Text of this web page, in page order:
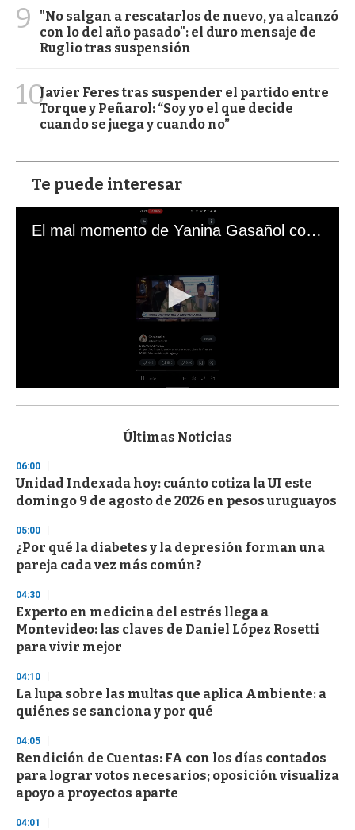
9
"No salgan a rescatarlos de nuevo, ya alcanzó
con lo del año pasado": el duro mensaje de
Ruglio tras suspensión
10Javier Feres tras suspender el partido entre
Torque y Peñarol: “Soy yo el que decide
cuando se juega y cuando no”
Te puede interesar
El mal momento de Yanina Gasañol con un hincha argentino en "Subrayado"
s
d
s
o
f
3
s
e
c
n
d
s
Últimas Noticias
06:00
Unidad Indexada hoy: cuánto cotiza la UI este
domingo 9 de agosto de 2026 en pesos uruguayos
05:00
¿Por qué la diabetes y la depresión forman una
pareja cada vez más común?
04:30
Experto en medicina del estrés llega a
Montevideo: las claves de Daniel López Rosetti
para vivir mejor
04:10
La lupa sobre las multas que aplica Ambiente: a
quiénes se sanciona y por qué
04:05
Rendición de Cuentas: FA con los días contados
para lograr votos necesarios; oposición visualiza
apoyo a proyectos aparte
04:01